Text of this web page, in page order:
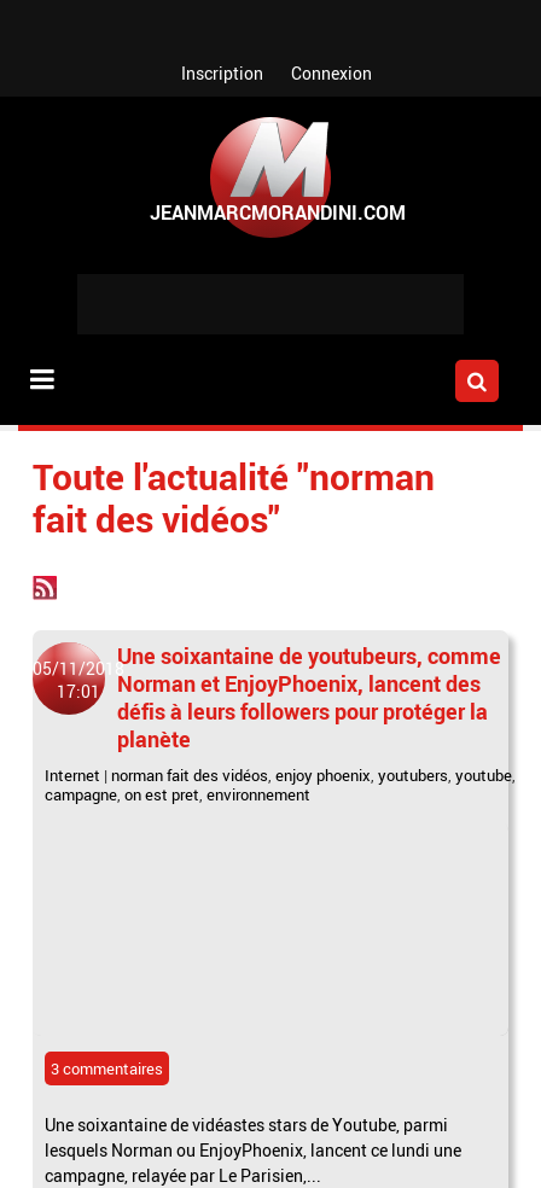
Inscription Connexion
Toute l'actualité "norman
fait des vidéos"
05/11/2018
17:01
Une soixantaine de youtubeurs, comme
Norman et EnjoyPhoenix, lancent des
défis à leurs followers pour protéger la
planète
Internet | norman fait des vidéos,enjoy phoenix,youtubers,youtube,
campagne,on est pret,environnement
3 commentaires
Une soixantaine de vidéastes stars de Youtube, parmi
lesquels Norman ou EnjoyPhoenix, lancent ce lundi une
campagne, relayée par Le Parisien,...